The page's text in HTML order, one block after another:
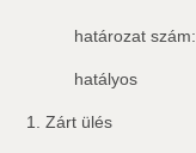
határozat szám:
hatályos
1. Zárt ülés